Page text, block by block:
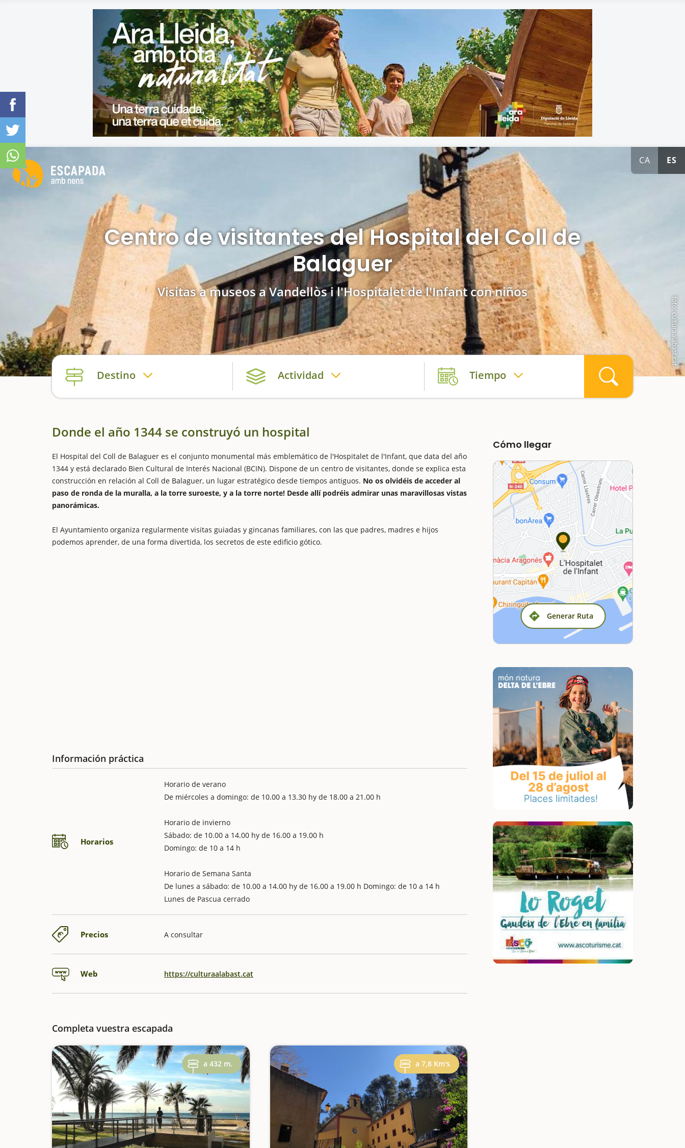
CA ES
Centro de visitantes del Hospital del Coll de
Balaguer
Visitas a museos a Vandellòs i l'Hospitalet de l'Infant con niños
foto: culturaalabast.cat
Destino Actividad Tiempo
Donde el año 1344 se construyó un hospital
El Hospital del Coll de Balaguer es el conjunto monumental más emblemático de l'Hospitalet de l'Infant, que data del año
1344 y está declarado Bien Cultural de Interés Nacional (BCIN). Dispone de un centro de visitantes, donde se explica esta
construcción en relación al Coll de Balaguer, un lugar estratégico desde tiempos antiguos. No os olvidéis de acceder al
paso de ronda de la muralla, a la torre suroeste, y a la torre norte! Desde allí podréis admirar unas maravillosas vistas
panorámicas.
El Ayuntamiento organiza regularmente visitas guiadas y gincanas familiares, con las que padres, madres e hijos
podemos aprender, de una forma divertida, los secretos de este edificio gótico.
Información práctica
Horarios
Horario de verano
De miércoles a domingo: de 10.00 a 13.30 hy de 18.00 a 21.00 h
Horario de invierno
Sábado: de 10.00 a 14.00 hy de 16.00 a 19.00 h
Domingo: de 10 a 14 h
Horario de Semana Santa
De lunes a sábado: de 10.00 a 14.00 hy de 16.00 a 19.00 h Domingo: de 10 a 14 h
Lunes de Pascua cerrado
Precios A consultar
Web https://culturaalabast.cat
Completa vuestra escapada
a 432 m. a 7,8 Km's
Cómo llegar
Generar Ruta